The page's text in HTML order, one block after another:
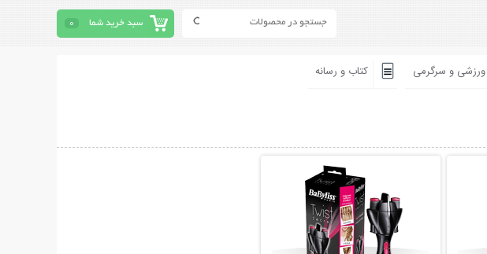
سبد خرید شما 0
ورزشی و سرگرمی کتاب و رسانه